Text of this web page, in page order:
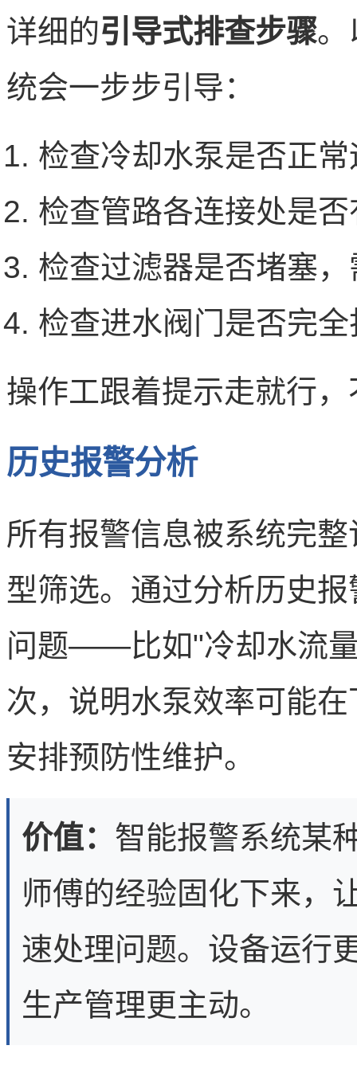
详细的引导式排查步骤。
统会一步步引导：
检查冷却水泵是否正
检查管路各连接处是
检查过滤器是否堵塞
检查进水阀门是否完全
操作工跟着提示走就行
历史报警分析
所有报警信息被系统完
型筛选。通过分析历史
问题——比如"冷却水流
次，说明水泵效率可能
安排预防性维护。
价值： 智能报警系统某
师傅的经验固化下来，
速处理问题。设备运行
生产管理更主动。